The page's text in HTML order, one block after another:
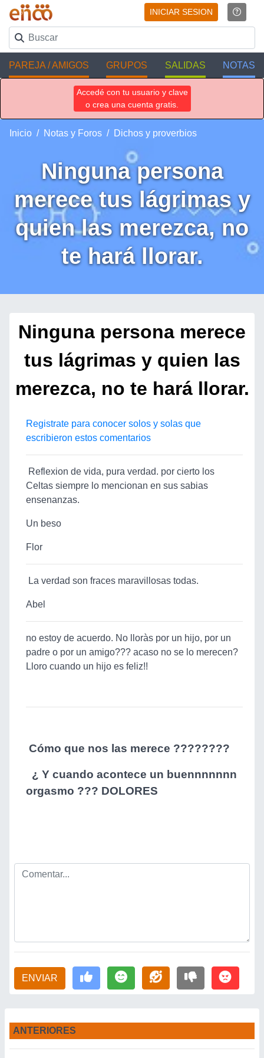
INICIAR SESION
PAREJA / AMIGOS GRUPOS SALIDAS NOTAS
Accedé con tu usuario y clave
o crea una cuenta gratis.
Inicio Notas y Foros Dichos y proverbios
Ninguna persona
merece tus lágrimas y
quien las merezca, no
te hará llorar.
Ninguna persona merece
tus lágrimas y quien las
merezca, no te hará llorar.
Registrate para conocer solos y solas que
escribieron estos comentarios
Reflexion de vida, pura verdad. por cierto los
Celtas siempre lo mencionan en sus sabias
ensenanzas.
Un beso
Flor
La verdad son fraces maravillosas todas.
Abel
no estoy de acuerdo. No lloràs por un hijo, por un
padre o por un amigo??? acaso no se lo merecen?
Lloro cuando un hijo es feliz!!
Cómo que nos las merece ????????
¿ Y cuando acontece un buennnnnnn
orgasmo ??? DOLORES
ENVIAR
ANTERIORES